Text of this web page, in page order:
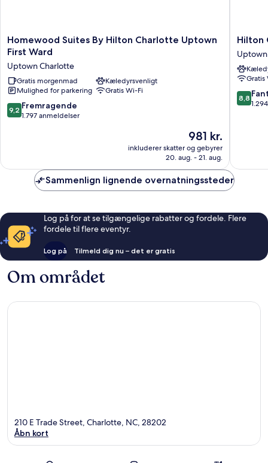
Homewood
Suites
Hilton
Charlotte
Uptown
First
Ward
Homewood Suites By Hilton Charlotte Uptown
First Ward
Uptown Charlotte
Gratis morgenmad
Kæledyrsvenligt
Mulighed for parkering
Gratis Wi-Fi
9.2
ud
anmeldelser
9,2 Fremragende
1.797 anmeldelser
Prisen
981 kr.
981 kr.
inkluderer skatter og gebyrer
20. aug. - 21. aug.
Hilton
Garden
Inn
Uptown
Uptown
Hilton
Gratis
8.8
ud
8,8
Sammenlign lignende overnatningssteder
Log på for at se tilgængelige rabatter og fordele. Flere
fordele til flere eventyr.
Log på Tilmeld dig nu – det er gratis
Om området
210 E Trade Street, Charlotte, NC, 28202
Åbn kort